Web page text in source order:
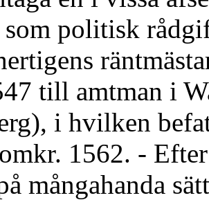
politisk
till amtman i
i hvilken
1562. -
mångahanda